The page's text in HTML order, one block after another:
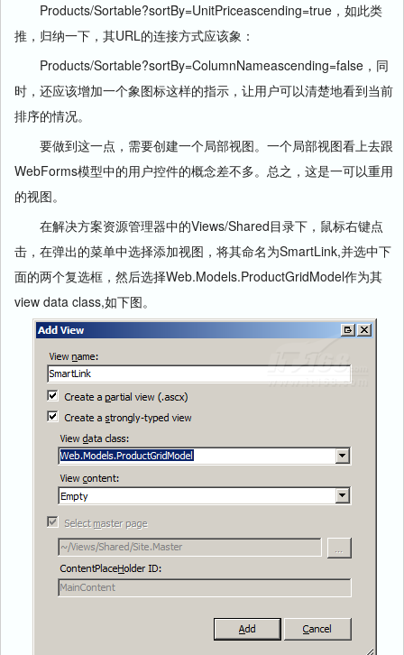
Products/Sortable?sortBy=UnitPriceascending=true，如此类
推，归纳一下，其URL的连接方式应该象：
Products/Sortable?sortBy=ColumnNameascending=false，同
时，还应该增加一个象图标这样的指示，让用户可以清楚地看到当前
排序的情况。
要做到这一点，需要创建一个局部视图。一个局部视图看上去跟
WebForms模型中的用户控件的概念差不多。总之，这是一可以重用
的视图。
在解决方案资源管理器中的Views/Shared目录下， 鼠标右键点
击，在弹出的菜单中选择添加视图，将其命名为SmartLink,并选中下
面的两个复选框，然后选择Web.Models.ProductGridModel作为其
view data class,如下图。